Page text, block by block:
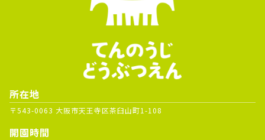
所在地
〒543-0063 大阪市天王寺区茶臼山町1-108
開園時間